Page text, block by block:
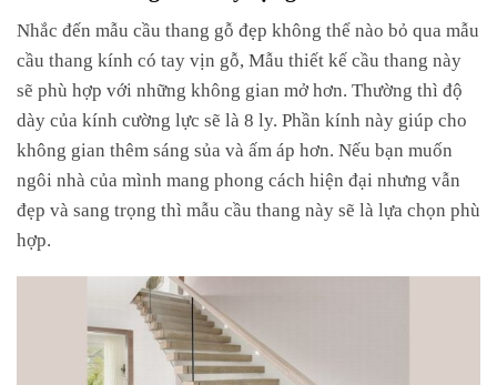
Nhắc đến mẫu cầu thang gỗ đẹp không thể nào bỏ qua mẫu
cầu thang kính có tay vịn gỗ, Mẫu thiết kế cầu thang này
sẽ phù hợp với những không gian mở hơn. Thường thì độ
dày của kính cường lực sẽ là 8 ly. Phần kính này giúp cho
không gian thêm sáng sủa và ấm áp hơn. Nếu bạn muốn
ngôi nhà của mình mang phong cách hiện đại nhưng vẫn
đẹp và sang trọng thì mẫu cầu thang này sẽ là lựa chọn phù
hợp.